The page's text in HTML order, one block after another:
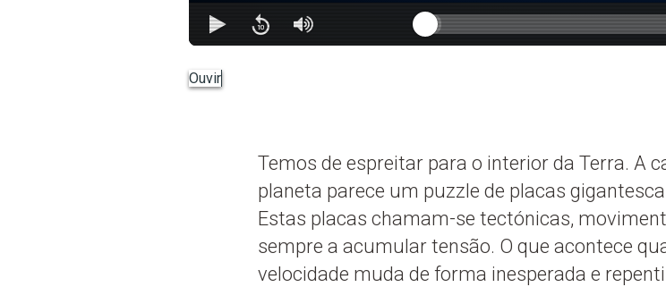
Ouvir
Temos de espreitar para o interior da Terra. A
planeta parece um puzzle de placas
Estas placas chamam-se tectónicas,
sempre a acumular tensão. O que acontece
velocidade muda de forma inesperada e